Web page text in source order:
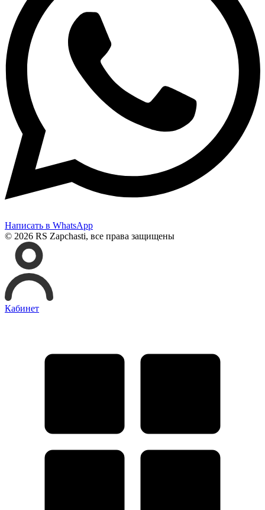
Написать в WhatsApp
© 2026 RS Zapchasti, все права защищены
Кабинет